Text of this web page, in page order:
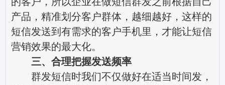
产品，精准划分客户群体，越细越好，这样的
短信发送到有需求的客户手机里，才能让短信
营销效果的最大化。
三、合理把握发送频率
群发短信时我们不仅做好在适当时间发，